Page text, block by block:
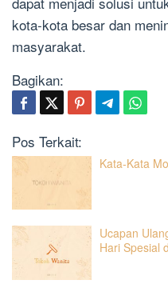
kota-kota besar dan
masyarakat.
Bagikan:
Pos Terkait:
Kata-Kata
Ucapan
Hari Spesial